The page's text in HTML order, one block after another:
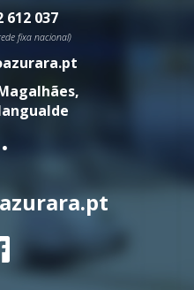
612 037
fixa nacional)